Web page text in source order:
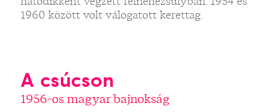
1960 között volt válogatott kerettag.
A csúcson
1956-os magyar bajnokság